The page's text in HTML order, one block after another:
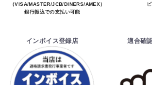
（VISA/MASTER/JCB/DINERS/AMEX）、
銀行振込での支払い可能
インボイス登録店 適合確